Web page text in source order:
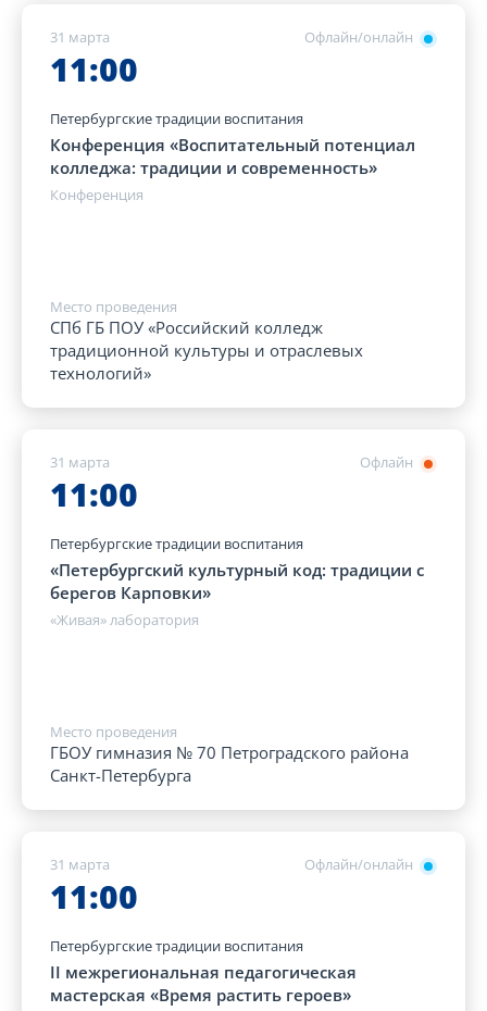
Офлайн/онлайн
31 марта
11:00
Петербургские традиции воспитания
Конференция «Воспитательный потенциал
колледжа: традиции и современность»
Конференция
Место проведения
СПб ГБ ПОУ «Российский колледж
традиционной культуры и отраслевых
технологий»
Офлайн
31 марта
11:00
Петербургские традиции воспитания
«Петербургский культурный код: традиции с
берегов Карповки»
«Живая» лаборатория
Место проведения
ГБОУ гимназия № 70 Петроградского района
Санкт-Петербурга
Офлайн/онлайн
31 марта
11:00
Петербургские традиции воспитания
II межрегиональная педагогическая
мастерская «Время растить героев»